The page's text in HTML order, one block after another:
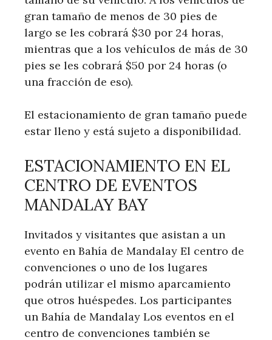
gran tamaño de menos de 30 pies de
largo se les cobrará $30 por 24 horas,
mientras que a los vehículos de más de 30
pies se les cobrará $50 por 24 horas (o
una fracción de eso).
El estacionamiento de gran tamaño puede
estar lleno y está sujeto a disponibilidad.
ESTACIONAMIENTO EN EL
CENTRO DE EVENTOS
MANDALAY BAY
Invitados y visitantes que asistan a un
evento en Bahía de Mandalay El centro de
convenciones o uno de los lugares
podrán utilizar el mismo aparcamiento
que otros huéspedes. Los participantes
un Bahía de Mandalay Los eventos en el
centro de convenciones también se